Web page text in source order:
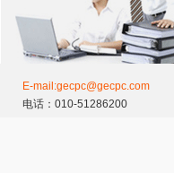
E-mail:gecpc@gecpc.com
电话：010-51286200